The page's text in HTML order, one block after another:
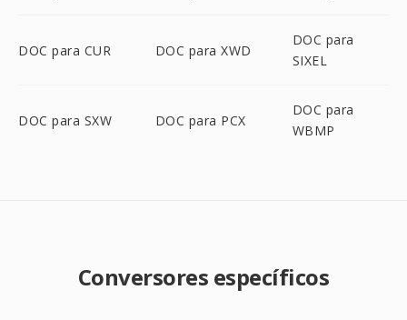
DOC para CUR DOC para XWD
DOC para
SIXEL
DOC para SXW DOC para PCX
DOC para
WBMP
Conversores específicos